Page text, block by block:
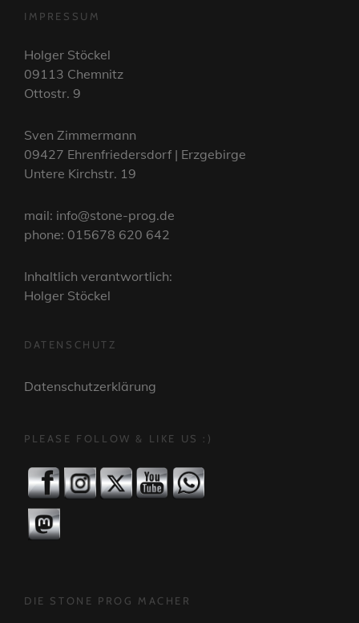
IMPRESSUM
Holger Stöckel
09113 Chemnitz
Ottostr. 9
Sven Zimmermann
09427 Ehrenfriedersdorf | Erzgebirge
Untere Kirchstr. 19
mail: info@stone-prog.de
phone: 015678 620 642
Inhaltlich verantwortlich:
Holger Stöckel
DATENSCHUTZ
Datenschutzerklärung
PLEASE FOLLOW & LIKE US :)
DIE STONE PROG MACHER